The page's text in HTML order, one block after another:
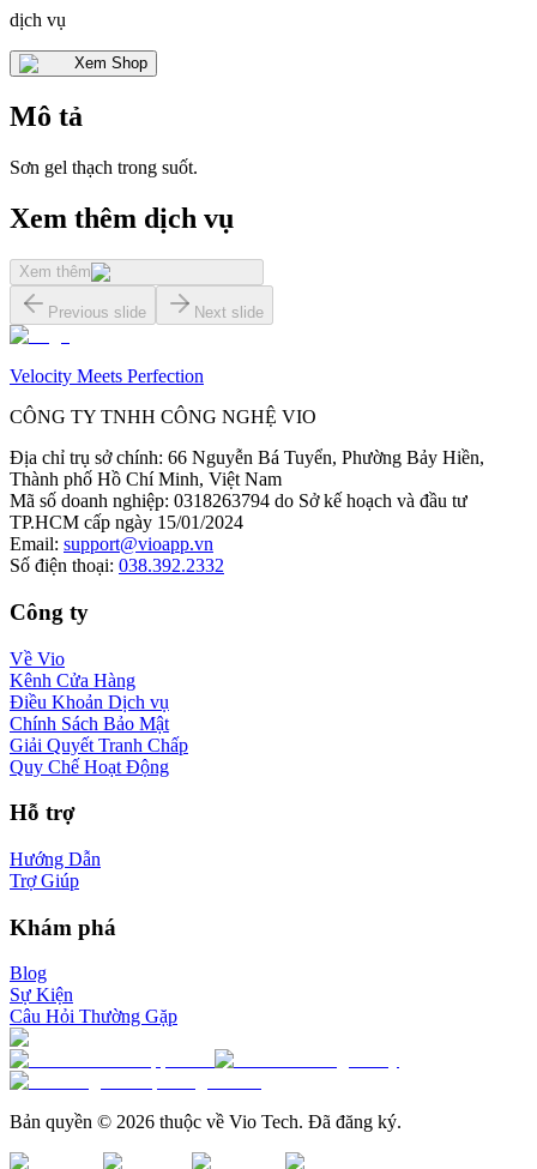
dịch vụ
Xem Shop
Mô tả
Sơn gel thạch trong suốt.
Xem thêm dịch vụ
Xem thêm
Previous slide Next slide
Velocity Meets Perfection
CÔNG TY TNHH CÔNG NGHỆ VIO
Địa chỉ trụ sở chính: 66 Nguyễn Bá Tuyển, Phường Bảy Hiền,
Thành phố Hồ Chí Minh, Việt Nam
Mã số doanh nghiệp: 0318263794 do Sở kế hoạch và đầu tư
TP.HCM cấp ngày 15/01/2024
Email: support@vioapp.vn
Số điện thoại: 038.392.2332
Công ty
Về Vio
Kênh Cửa Hàng
Điều Khoản Dịch vụ
Chính Sách Bảo Mật
Giải Quyết Tranh Chấp
Quy Chế Hoạt Động
Hỗ trợ
Hướng Dẫn
Trợ Giúp
Khám phá
Blog
Sự Kiện
Câu Hỏi Thường Gặp
Bản quyền © 2026 thuộc về Vio Tech. Đã đăng ký.